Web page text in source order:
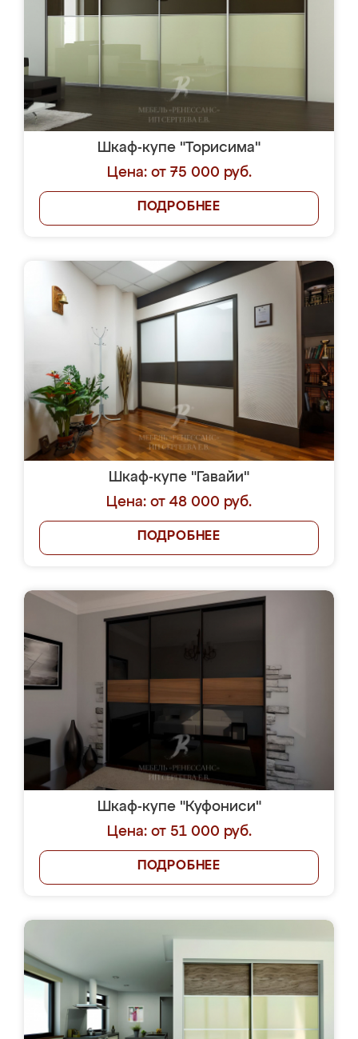
Шкаф-купе "Торисима"
Цена: от 75 000 руб.
ПОДРОБНЕЕ
Шкаф-купе "Гавайи"
Цена: от 48 000 руб.
ПОДРОБНЕЕ
Шкаф-купе "Куфониси"
Цена: от 51 000 руб.
ПОДРОБНЕЕ